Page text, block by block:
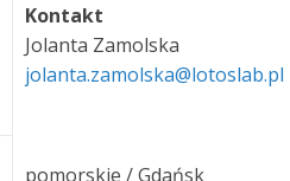
Kontakt
Jolanta Zamolska
jolanta.zamolska@lotoslab.pl
pomorskie / Gdańsk